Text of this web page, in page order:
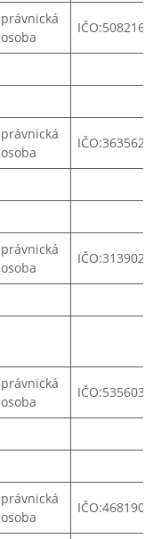
právnická
osoba
IČO:50821628
právnická
osoba
IČO:36356212
právnická
osoba
IČO:31390285
právnická
osoba
IČO:53560345
právnická
osoba
IČO:46819002